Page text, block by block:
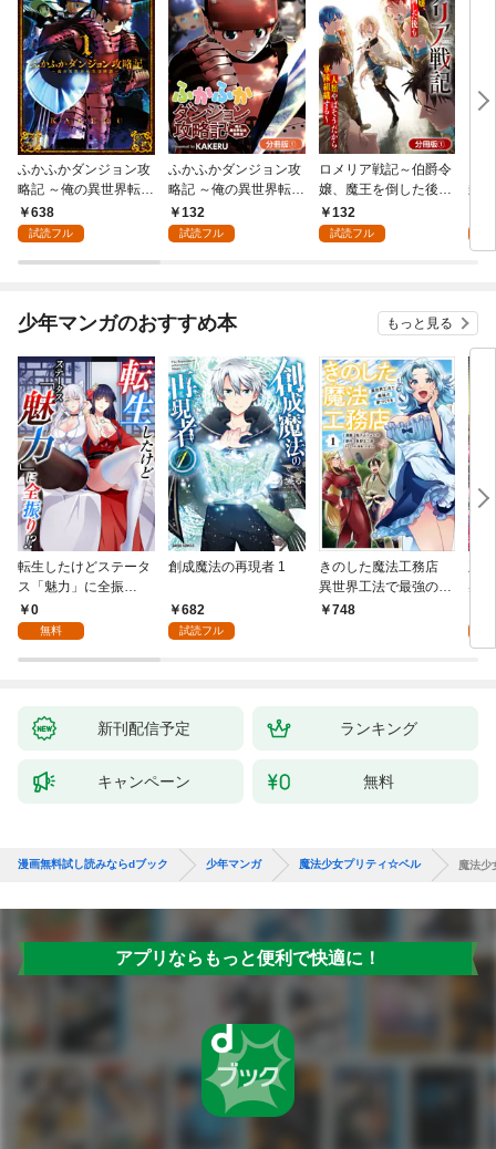
ふかふかダンジョン攻
略記 ～俺の異世界転生
冒険譚～ 1巻
638
試読フル
ふかふかダンジョン攻
略記 ～俺の異世界転生
冒険譚～【分冊版】 1
巻
132
試読フル
ロメリア戦記～伯爵令
嬢、魔王を倒した後も
人類やばそうだから軍
隊組織する～【分冊
132
試読フル
封
少年マンガのおすすめ本 もっと見る
転生したけどステータ
ス「魅力」に全振
り！？(1)
0
無料
創成魔法の再現者 1
682
試読フル
きのした魔法工務店
異世界工法で最強の家
づくりを（コミック）
748
兆
る
新刊配信予定 ランキング
キャンペーン 無料
漫画無料試し読みならdブック 少年マンガ 魔法少女プリティ☆ベル 魔法
アプリならもっと便利で快適に！